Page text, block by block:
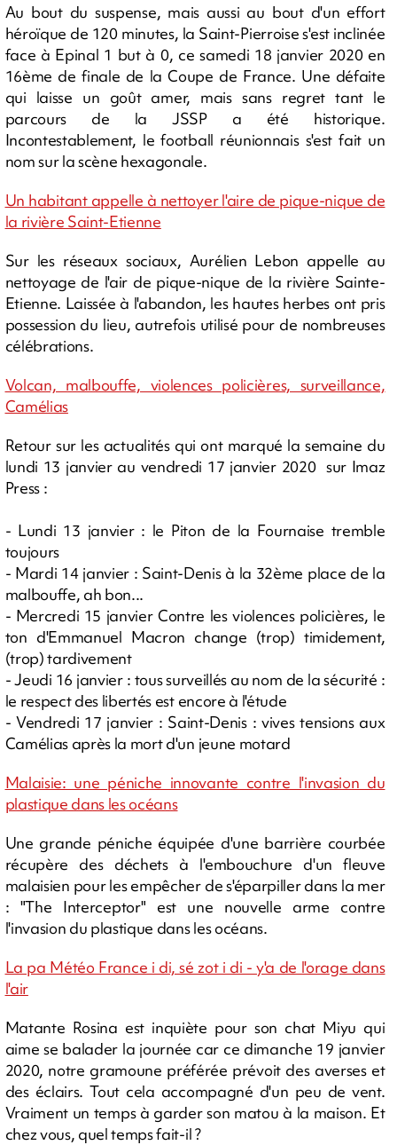
Au bout du suspense, mais aussi au bout d'un effort
héroïque de 120 minutes, la Saint-Pierroise s'est inclinée
face à Epinal 1 but à 0, ce samedi 18 janvier 2020 en
16ème de finale de la Coupe de France. Une défaite
qui laisse un goût amer, mais sans regret tant le
parcours de la JSSP a été historique.
Incontestablement, le football réunionnais s'est fait un
nom sur la scène hexagonale.
Un habitant appelle à nettoyerl'aire de pique-nique de
la rivière Saint-Etienne
Sur les réseaux sociaux, Aurélien Lebon appelle au
nettoyage de l'air de pique-nique de la rivière Sainte-
Etienne. Laissée à l'abandon, les hautes herbes ont pris
possession du lieu, autrefois utilisé pour de nombreuses
célébrations.
Volcan, malbouffe, violences policières, surveillance,
Camélias
Retour sur les actualités qui ont marqué la semaine du
lundi 13 janvier au vendredi 17 janvier 2020 sur Imaz
Press :
- Lundi 13 janvier : le Piton de la Fournaise tremble
toujours
- Mardi 14 janvier : Saint-Denis à la 32ème place de la
malbouffe, ah bon...
- Mercredi 15 janvier Contre les violences policières, le
ton d'Emmanuel Macron change (trop) timidement,
(trop) tardivement
- Jeudi 16 janvier : tous surveillés au nom de la sécurité :
le respect des libertés est encore à l'étude
- Vendredi 17 janvier : Saint-Denis : vives tensions aux
Camélias après la mort d'un jeune motard
Malaisie: une péniche innovante contre l'invasion du
plastique dans les océans
Une grande péniche équipée d'une barrière courbée
récupère des déchets à l'embouchure d'un fleuve
malaisien pour les empêcher de s'éparpiller dans la mer
: "The Interceptor" est une nouvelle arme contre
l'invasion du plastique dans les océans.
La pa Météo France i di, sé zot i di - y'a de l'orage dans
l'air
Matante Rosina est inquiète pour son chat Miyu qui
aime se balader la journée car ce dimanche 19 janvier
2020, notre gramoune préférée prévoit des averses et
des éclairs. Tout cela accompagné d'un peu de vent.
Vraiment un temps à garder son matou à la maison. Et
chez vous, quel temps fait-il ?